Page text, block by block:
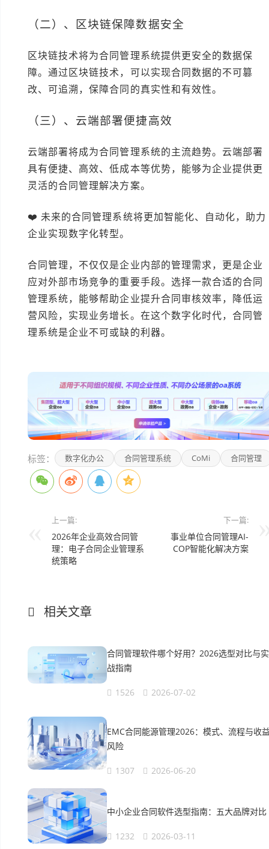
（二）、区块链保障数据安全
区块链技术将为合同管理系统提供更安全的数据保
障。通过区块链技术，可以实现合同数据的不可篡
改、可追溯，保障合同的真实性和有效性。
（三）、云端部署便捷高效
云端部署将成为合同管理系统的主流趋势。云端部署
具有便捷、高效、低成本等优势，能够为企业提供更
灵活的合同管理解决方案。
❤️ 未来的合同管理系统将更加智能化、自动化，助力
企业实现数字化转型。
合同管理，不仅仅是企业内部的管理需求，更是企业
应对外部市场竞争的重要手段。选择一款合适的合同
管理系统，能够帮助企业提升合同审核效率，降低运
营风险，实现业务增长。在这个数字化时代，合同管
理系统是企业不可或缺的利器。
标签： 数字化办公 合同管理系统 CoMi 合同管理
上一篇:
2026年企业高效合同管
理：电子合同企业管理系
统策略
下一篇:
事业单位合同管理AI-
COP智能化解决方案
相关文章
合同管理软件哪个好用？2026选型对比与实
战指南
1526 2026-07-02
EMC合同能源管理2026：模式、流程与收
风险
1307 2026-06-20
中小企业合同软件选型指南：五大品牌对比
1232 2026-03-11